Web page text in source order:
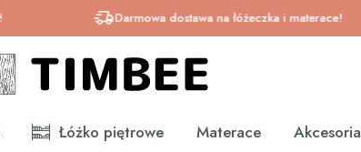
Darmowa dostawa na łóżeczka i materace!
Łóżko piętrowe Materace Akcesoria